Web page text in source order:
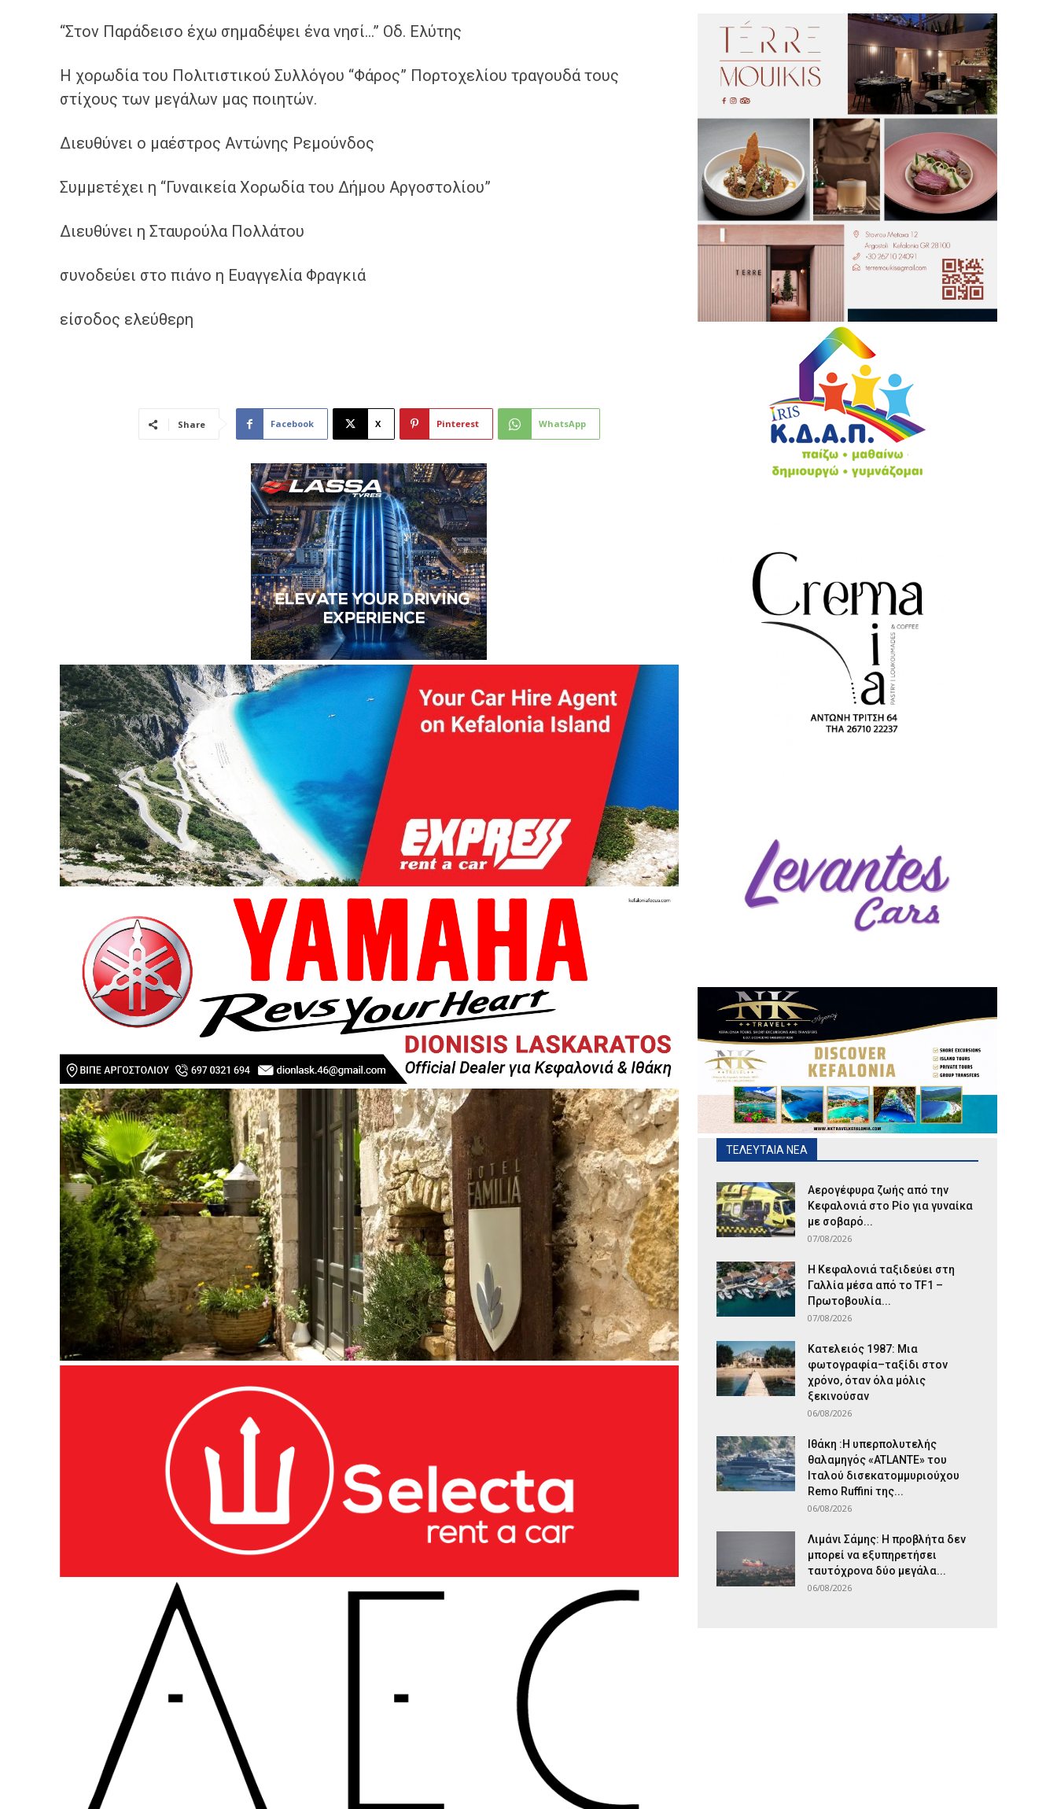
“Στον Παράδεισο έχω σημαδέψει ένα νησί…” Οδ. Ελύτης
Η χορωδία του Πολιτιστικού Συλλόγου “Φάρος” Πορτοχελίου τραγουδά τους
στίχους των μεγάλων μας ποιητών.
Διευθύνει ο μαέστρος Αντώνης Ρεμούνδος
Συμμετέχει η “Γυναικεία Χορωδία του Δήμου Αργοστολίου”
Διευθύνει η Σταυρούλα Πολλάτου
συνοδεύει στο πιάνο η Ευαγγελία Φραγκιά
είσοδος ελεύθερη
Share Facebook X Pinterest WhatsApp
ΤΕΛΕΥΤΑΙΑ ΝΕΑ
Αερογέφυρα ζωής από την
Κεφαλονιά στο Ρίο για γυναίκα
με σοβαρό...
07/08/2026
Η Κεφαλονιά ταξιδεύει στη
Γαλλία μέσα από το TF1 –
Πρωτοβουλία...
07/08/2026
Κατελειός 1987: Μια
φωτογραφία–ταξίδι στον
χρόνο, όταν όλα μόλις
ξεκινούσαν
06/08/2026
Ιθάκη :Η υπερπολυτελής
θαλαμηγός «ATLANTE» του
Ιταλού δισεκατομμυριούχου
Remo Ruffini της...
06/08/2026
Λιμάνι Σάμης: Η προβλήτα δεν
μπορεί να εξυπηρετήσει
ταυτόχρονα δύο μεγάλα...
06/08/2026